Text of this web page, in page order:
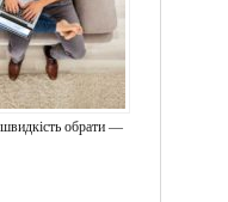
обрати —